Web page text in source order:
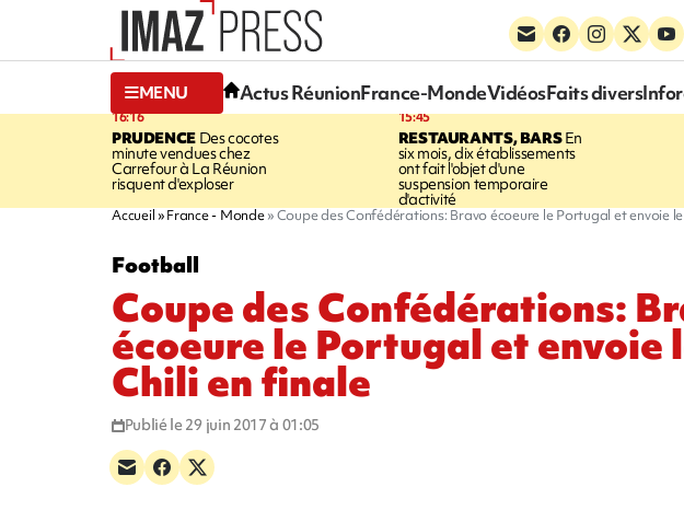
MENU Actus RéunionFrance-MondeVidéosFaits divers
16:16
PRUDENCEDes cocotes
minute vendues chez
Carrefour à La Réunion
risquent d'exploser
15:45
RESTAURANTS, BARSEn
six mois, dix établissements
ont fait l'objet d'une
suspension temporaire
d'activité
Accueil France - Monde Coupe des Confédérations: Bravo écoeure le Portugal et envoie
Football
Coupe des Confédérations:
écoeure le Portugal et envoie
Chili en finale
Publié le 29 juin 2017 à 01:05